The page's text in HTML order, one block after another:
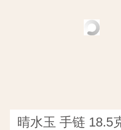
晴水玉 手链 18.5